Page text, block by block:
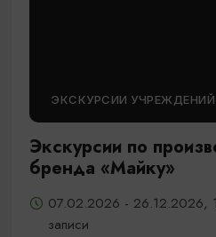
ЭКСКУРСИИ
Экскурсии по
бренда «Майку»
07.02.2026 - 26.12.2026,
записи